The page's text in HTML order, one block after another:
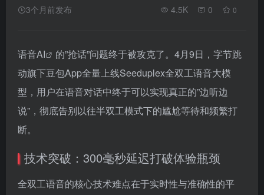
3个月前发布 4.5K 0 0
语音AI
的”抢话”问题终于被攻克了。4月9日，字节跳
动旗下豆包App全量上线Seeduplex全双工语音大模
型，用户在语音对话中终于可以实现真正的”边听边
说”，彻底告别以往半双工模式下的尴尬等待和频繁打
断。
技术突破：300毫秒延迟打破体验瓶颈
全双工语音的核心技术难点在于实时性与准确性的平